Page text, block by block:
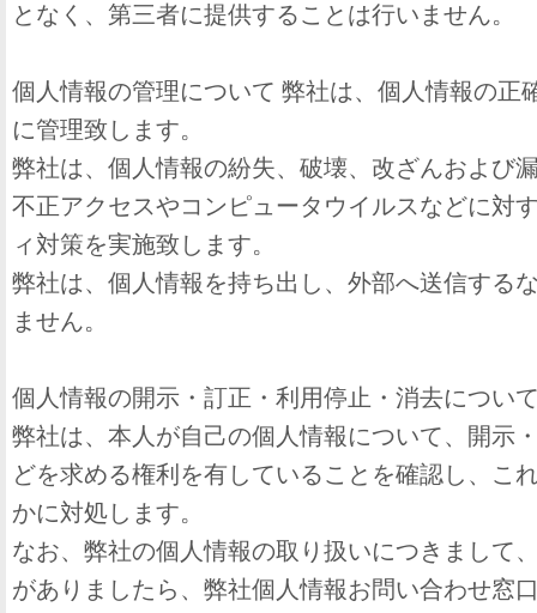
となく、第三者に提供することは行いません。
個人情報の管理について 弊社は、個人情報の正
に管理致します。
弊社は、個人情報の紛失、破壊、改ざんおよび
不正アクセスやコンピュータウイルスなどに対
ィ対策を実施致します。
弊社は、個人情報を持ち出し、外部へ送信する
ません。
個人情報の開示・訂正・利用停止・消去につい
弊社は、本人が自己の個人情報について、開示
どを求める権利を有していることを確認し、こ
かに対処します。
なお、弊社の個人情報の取り扱いにつきまして
がありましたら、弊社個人情報お問い合わせ窓